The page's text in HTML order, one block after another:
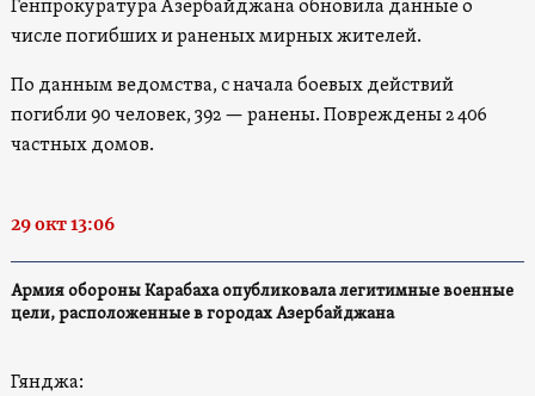
Генпрокуратура Азербайджана обновила данные о
числе погибших и раненых мирных жителей.
По данным ведомства, с начала боевых действий
погибли 90 человек, 392 — ранены. Повреждены 2 406
частных домов.
29 окт 13:06
Армия обороны Карабаха опубликовала легитимные военные
цели, расположенные в городах Азербайджана
Гянджа: